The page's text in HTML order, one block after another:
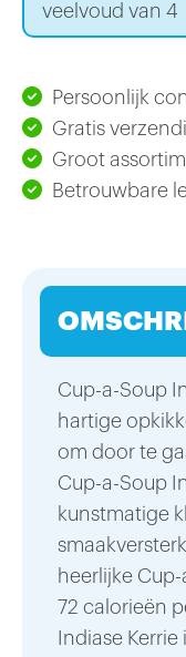
veelvoud van 4
Persoonlijk
Gratis
Groot
Betrouwbare
Cup-a-Soup
hartige
om door te
Cup-a-Soup
kunstmatige
heerlijke
72 calorieën
Indiase